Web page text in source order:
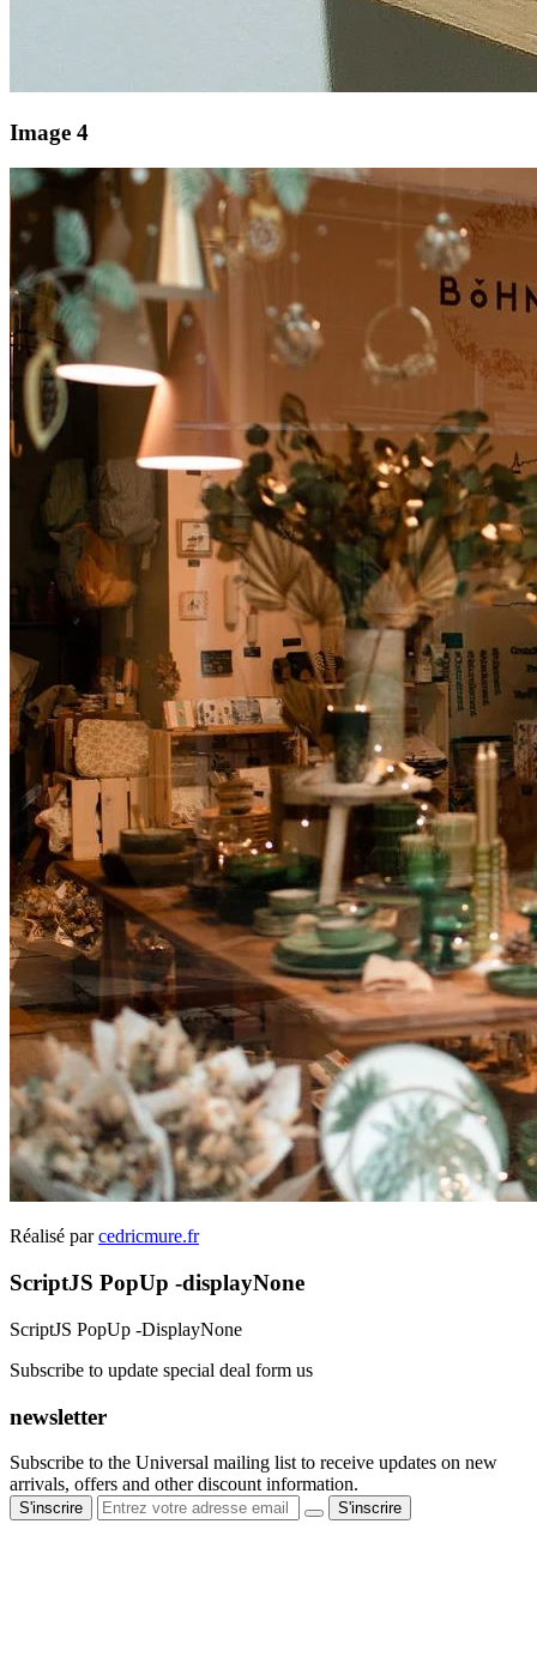
Image 4
Réalisé parcedricmure.fr
ScriptJS PopUp -displayNone
ScriptJS PopUp -DisplayNone
Subscribe to update special deal form us
newsletter
Subscribe to the Universal mailing list to receive updates on new
arrivals, offers and other discount information.
S'inscrire S'inscrire